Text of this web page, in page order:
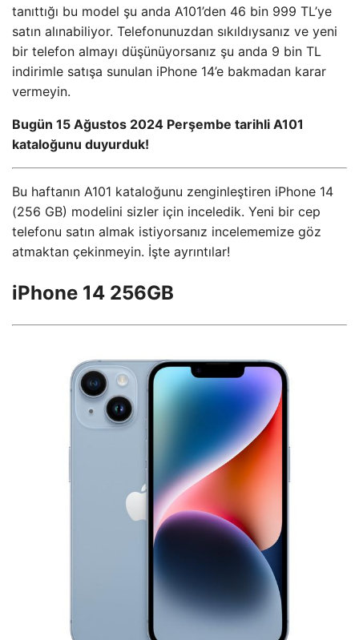
tanıttığı bu model şu anda A101’den 46 bin 999 TL’ye
satın alınabiliyor. Telefonunuzdan sıkıldıysanız ve yeni
bir telefon almayı düşünüyorsanız şu anda 9 bin TL
indirimle satışa sunulan iPhone 14’e bakmadan karar
vermeyin.
Bugün 15 Ağustos 2024 Perşembe tarihli A101
kataloğunu duyurduk!
Bu haftanın A101 kataloğunu zenginleştiren iPhone 14
(256 GB) modelini sizler için inceledik. Yeni bir cep
telefonu satın almak istiyorsanız incelememize göz
atmaktan çekinmeyin. İşte ayrıntılar!
iPhone 14 256GB